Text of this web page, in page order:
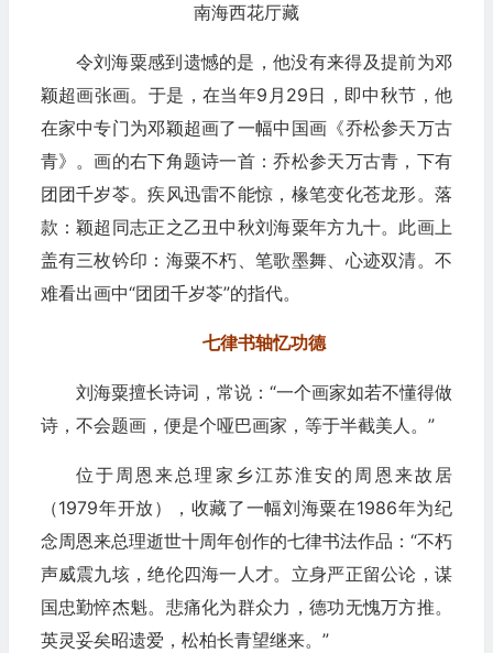
南海西花厅藏
令刘海粟感到遗憾的是，他没有来得及提前为邓
颖超画张画。于是，在当年9月29日，即中秋节，他
在家中专门为邓颖超画了一幅中国画《乔松参天万古
青》。画的右下角题诗一首：乔松参天万古青，下有
团团千岁苓。疾风迅雷不能惊，椽笔变化苍龙形。落
款：颖超同志正之乙丑中秋刘海粟年方九十。此画上
盖有三枚钤印：海粟不朽、笔歌墨舞、心迹双清。不
难看出画中“团团千岁苓”的指代。
七律书轴忆功德
刘海粟擅长诗词，常说：“一个画家如若不懂得做
诗，不会题画，便是个哑巴画家，等于半截美人。”
位于周恩来总理家乡江苏淮安的周恩来故居
（1979年开放），收藏了一幅刘海粟在1986年为纪
念周恩来总理逝世十周年创作的七律书法作品：“不朽
声威震九垓，绝伦四海一人才。立身严正留公论，谋
国忠勤悴杰魁。悲痛化为群众力，德功无愧万方推。
英灵妥矣昭遗爱，松柏长青望继来。”